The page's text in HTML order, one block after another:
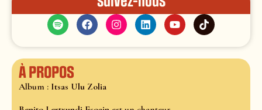
À propos
Album : Itsas Ulu Zolia